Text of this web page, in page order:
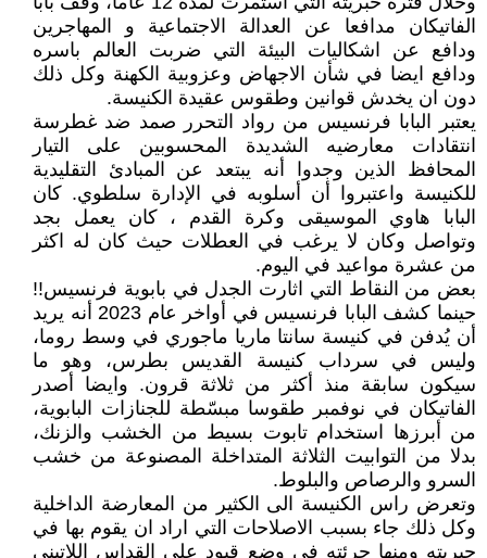
الفاتيكان مدافعا عن العدالة الاجتماعية و المهاجرين
ودافع عن اشكاليات البيئة التي ضربت العالم باسره
ودافع ايضا في شأن الاجهاض وعزوبية الكهنة وكل ذلك
دون ان يخدش قوانين وطقوس عقيدة الكنيسة.
يعتبر البابا فرنسيس من رواد التحرر صمد ضد غطرسة
انتقادات معارضيه الشديدة المحسوبين على التيار
المحافظ الذين وجدوا أنه يبتعد عن المبادئ التقليدية
للكنيسة واعتبروا أن أسلوبه في الإدارة سلطوي. كان
البابا هاوي الموسيقى وكرة القدم ، كان يعمل بجد
وتواصل وكان لا يرغب في العطلات حيث كان له اكثر
من عشرة مواعيد في اليوم.
بعض من النقاط التي اثارت الجدل في بابوية فرنسيس!!
حينما كشف البابا فرنسيس في أواخر عام 2023 أنه يريد
أن يُدفن في كنيسة سانتا ماريا ماجوري في وسط روما،
وليس في سرداب كنيسة القديس بطرس، وهو ما
سيكون سابقة منذ أكثر من ثلاثة قرون. وايضا أصدر
الفاتيكان في نوفمبر طقوسا مبسّطة للجنازات البابوية،
من أبرزها استخدام تابوت بسيط من الخشب والزنك،
بدلا من التوابيت الثلاثة المتداخلة المصنوعة من خشب
السرو والرصاص والبلوط.
وتعرض راس الكنيسة الى الكثير من المعارضة الداخلية
وكل ذلك جاء بسبب الاصلاحات التي اراد ان يقوم بها في
حبريته ومنها جرئته في وضع قيود على القداس اللاتيني